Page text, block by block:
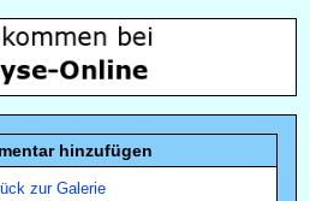
hinzufügen
zur Galerie